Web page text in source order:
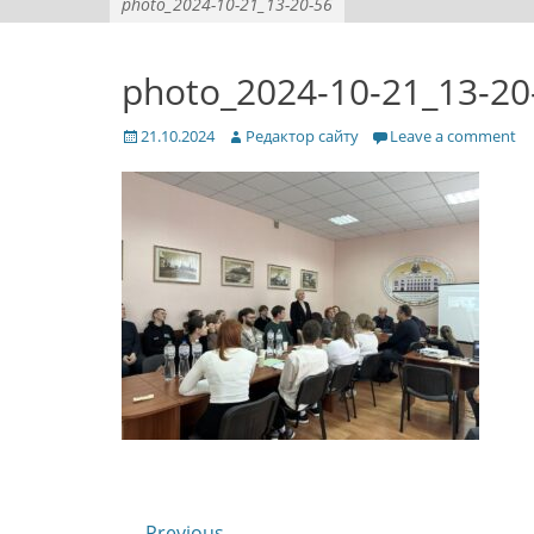
photo_2024-10-21_13-
Posted
21.10.2024 Author
Редактор сайту Leave a comment